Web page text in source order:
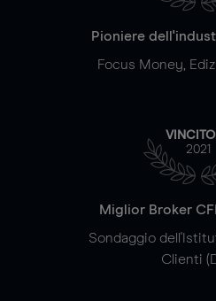
Pioniere
Focus Money,
2021
Miglior Broker
Sondaggio
Clienti